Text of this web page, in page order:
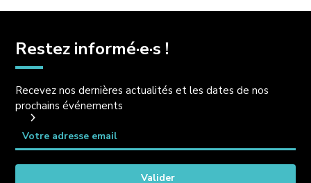
Restez informé·e·s !
Recevez nos dernières actualités et les dates de nos
prochains événements